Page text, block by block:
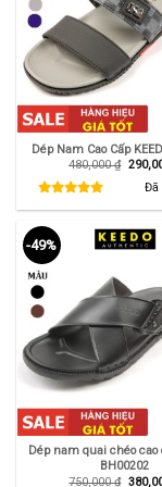
Dép Nam Cao Cấp
480,000₫ Giá
Đã
-49%
Dép nam quai chéo cao
BH00202
750,000₫ Giá